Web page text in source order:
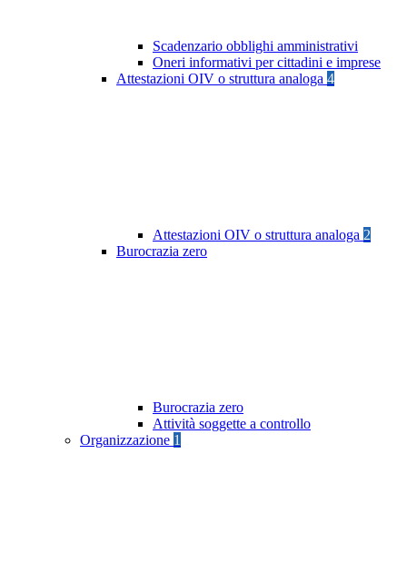
Scadenzario obblighi amministrativi
Oneri informativi per cittadini e imprese
Attestazioni OIV o struttura analoga 4
Attestazioni OIV o struttura analoga 2
Burocrazia zero
Burocrazia zero
Attività soggette a controllo
Organizzazione 1